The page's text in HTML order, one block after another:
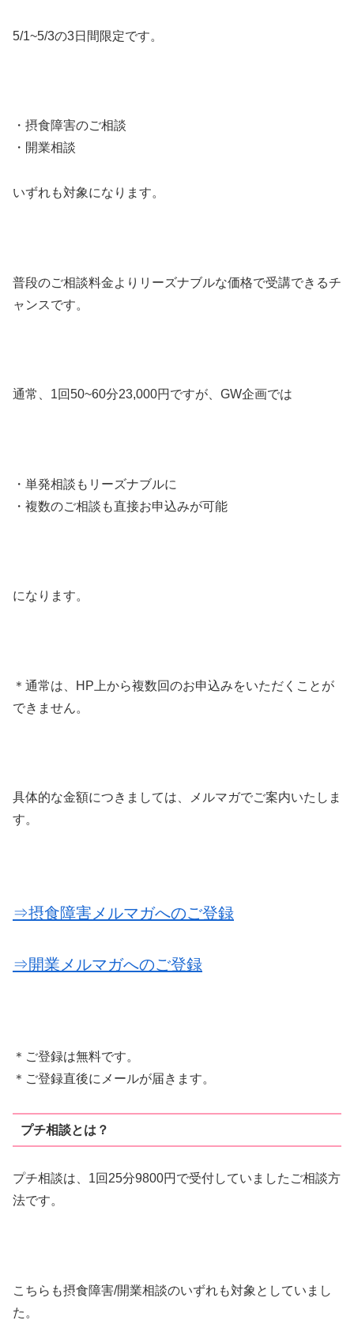
5/1~5/3の3日間限定です。
・摂食障害のご相談
・開業相談
いずれも対象になります。
普段のご相談料金よりリーズナブルな価格で受講できるチ
ャンスです。
通常、1回50~60分23,000円ですが、GW企画では
・単発相談もリーズナブルに
・複数のご相談も直接お申込みが可能
になります。
＊通常は、HP上から複数回のお申込みをいただくことが
できません。
具体的な金額につきましては、メルマガでご案内いたしま
す。
⇒摂食障害メルマガへのご登録
⇒開業メルマガへのご登録
＊ご登録は無料です。
＊ご登録直後にメールが届きます。
プチ相談とは？
プチ相談は、1回25分9800円で受付していましたご相談方
法です。
こちらも摂食障害/開業相談のいずれも対象としていまし
た。